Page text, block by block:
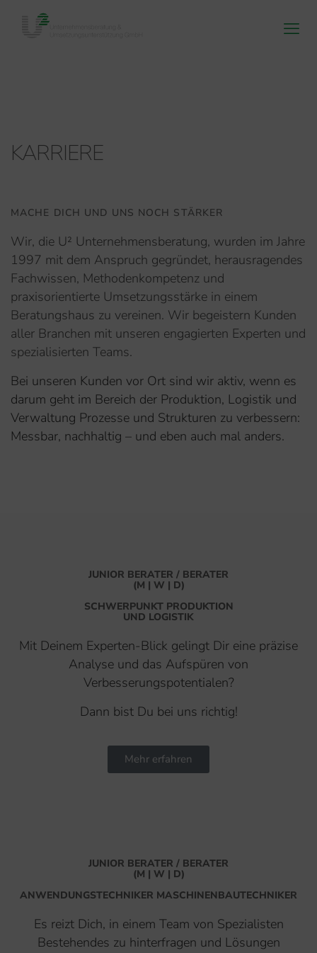
KARRIERE
MACHE DICH UND UNS NOCH STÄRKER
Wir, die U² Unternehmensberatung, wurden im Jahre
1997 mit dem Anspruch gegründet, herausragendes
Fachwissen, Methodenkompetenz und
praxisorientierte Umsetzungsstärke in einem
Beratungshaus zu vereinen. Wir begeistern Kunden
aller Branchen mit unseren engagierten Experten und
spezialisierten Teams.
Bei unseren Kunden vor Ort sind wir aktiv, wenn es
darum geht im Bereich der Produktion, Logistik und
Verwaltung Prozesse und Strukturen zu verbessern:
Messbar, nachhaltig – und eben auch mal anders.
JUNIOR BERATER / BERATER
(M | W | D)
SCHWERPUNKT PRODUKTION
UND LOGISTIK
Mit Deinem Experten-Blick gelingt Dir eine präzise
Analyse und das Aufspüren von
Verbesserungspotentialen?
Dann bist Du bei uns richtig!
Mehr erfahren
JUNIOR BERATER / BERATER
(M | W | D)
ANWENDUNGSTECHNIKER MASCHINENBAUTECHNIKER
Es reizt Dich, in einem Team von Spezialisten
Bestehendes zu hinterfragen und Lösungen